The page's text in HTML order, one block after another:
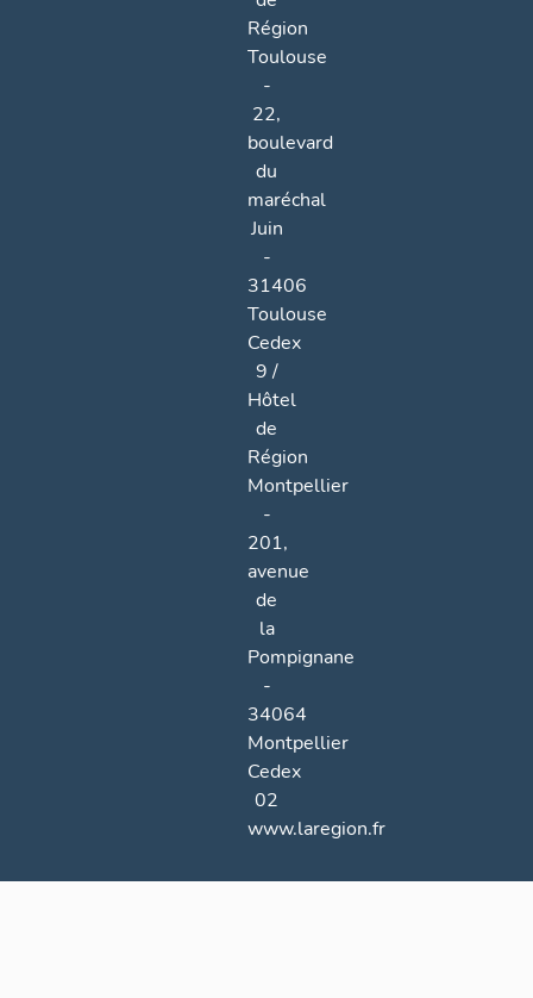
Région
Toulouse
-
22,
boulevard
du
maréchal
Juin
-
31406
Toulouse
Cedex
9 /
Hôtel
de
Région
Montpellier
-
201,
avenue
de
la
Pompignane
-
34064
Montpellier
Cedex
02
www.laregion.fr